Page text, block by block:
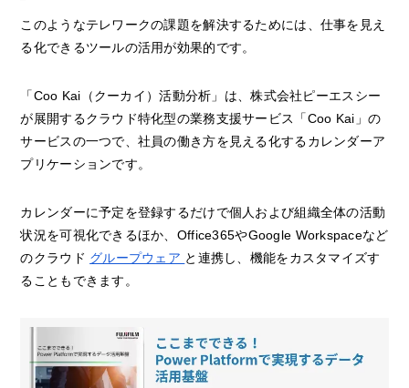
このようなテレワークの課題を解決するためには、仕事を見え
る化できるツールの活用が効果的です。
「Coo Kai（クーカイ）活動分析」は、株式会社ピーエスシー
が展開するクラウド特化型の業務支援サービス「Coo Kai」の
サービスの一つで、社員の働き方を見える化するカレンダーア
プリケーションです。
カレンダーに予定を登録するだけで個人および組織全体の活動
状況を可視化できるほか、Office365やGoogle Workspaceなど
のクラウド グループウェア と連携し、機能をカスタマイズす
ることもできます。